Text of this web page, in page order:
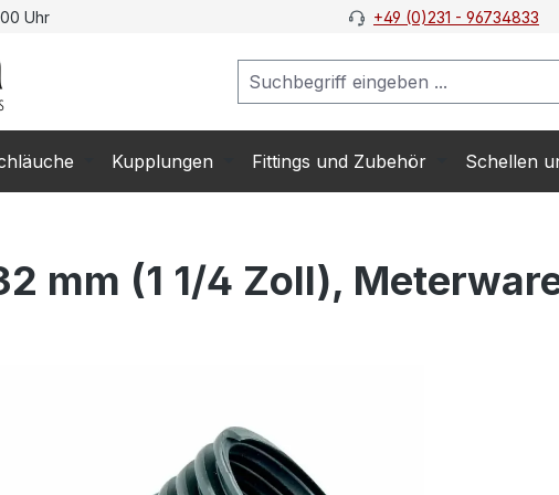
Uhr +49 (0)231 - 96734833
Kupplungen Fittings und Zubehör Schellen
mm (1 1/4 Zoll),